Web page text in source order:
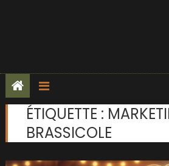
ÉTIQUETTE :
BRASSICOLE